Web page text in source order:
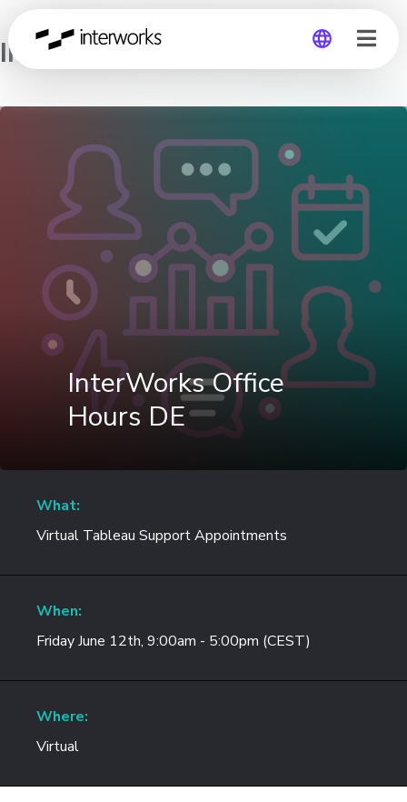
Germany
InterWorks Office Hours DE
InterWorks Office
Hours DE
What:
Virtual Tableau Support Appointments
When:
Friday June 12th, 9:00am - 5:00pm (CEST)
Where:
Virtual